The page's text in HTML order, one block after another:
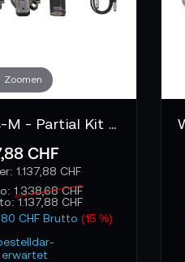
Zoomen
Tilta Nucleus-M - Partial Kit 5 WLC-T03-K5
CHF
1.137,88 CHF
1.338,68 CHF
1.137,88 CHF
CHF Brutto (15 %)
erwartet